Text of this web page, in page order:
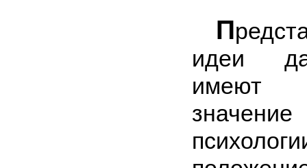
П
идеи
имеют